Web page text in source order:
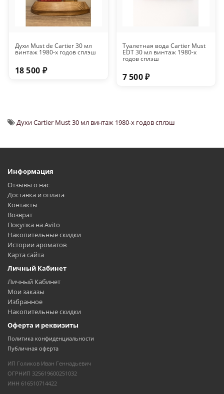
Духи Must de Cartier 30 мл
винтаж 1980-х годов сплэш
18 500 ₽
Туалетная вода Cartier Must
EDT 30 мл винтаж 1980-х
годов сплэш
7 500 ₽
Духи Cartier Must 30 мл винтаж 1980-х годов сплэш
Информация
Отзывы о нас
Доставка и оплата
Контакты
Возврат
Покупка на Avito
Накопительные скидки
Истории ароматов
Карта сайта
Личный Кабинет
Личный Кабинет
Мои заказы
Избранное
Накопительные скидки
Оферта и реквизиты
Политика конфиденциальности
Публичная оферта
ИП Голиков Иван Геннадьевич
ОГРНИП 325619600251032
ИНН 616510714422